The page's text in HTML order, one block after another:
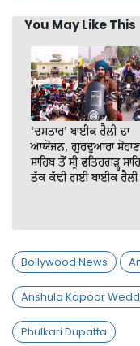
You May Like This
‘ਦਸਤਾਰ’ ਬਾਈਕ ਰੈਲੀ ਦਾ
ਆਯੋਜਨ, ਗੁਰਦੁਆਰਾ
ਸਾਹਿਬ ਤੋਂ ਸ੍ਰੀ ਫਤਿਹਗੜ੍ਹ
ਤੱਕ ਕੱਢੀ ਗਈ ਬਾਈਕ ਰੈਲੀ
Bollywood News
Anshula Kapoor
Phulkari Dupatta